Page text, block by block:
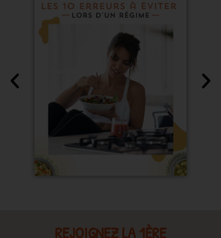
REJOIGNEZ LA 1ÈRE